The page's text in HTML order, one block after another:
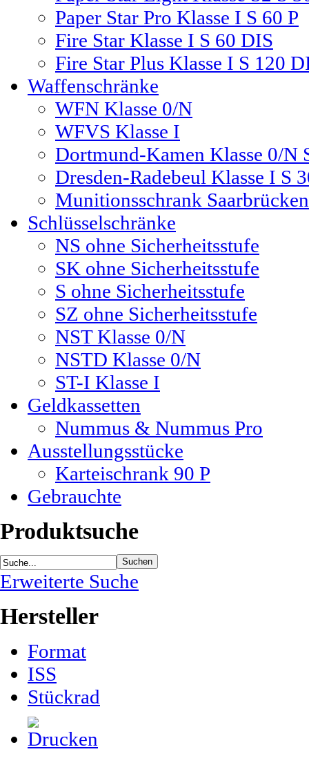
Paper Star Pro Klasse I S 60 P
Fire Star Klasse I S 60 DIS
Fire Star Plus Klasse I S 120
Waffenschränke
WFN Klasse 0/N
WFVS Klasse I
Dortmund-Kamen Klasse 0/N
Dresden-Radebeul Klasse I S
Munitionsschrank
Schlüsselschränke
NS ohne Sicherheitsstufe
SK ohne Sicherheitsstufe
S ohne Sicherheitsstufe
SZ ohne Sicherheitsstufe
NST Klasse 0/N
NSTD Klasse 0/N
ST-I Klasse I
Geldkassetten
Nummus & Nummus Pro
Ausstellungsstücke
Karteischrank 90 P
Gebrauchte
Produktsuche
Erweiterte Suche
Hersteller
Format
ISS
Stückrad